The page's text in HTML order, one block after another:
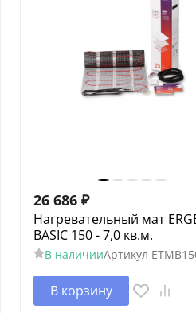
26 686 ₽
Нагревательный мат
BASIC 150 - 7,0 кв.м.
В наличииАртикул
В корзину